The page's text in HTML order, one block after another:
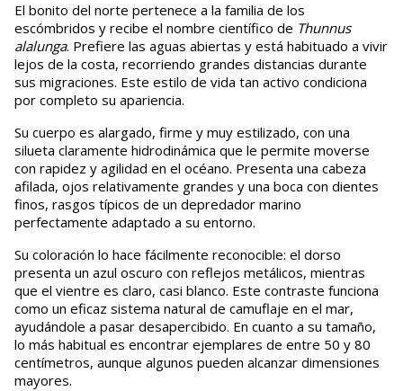
El bonito del norte pertenece a la familia de los
escómbridos y recibe el nombre científico de Thunnus
alalunga. Prefiere las aguas abiertas y está habituado a vivir
lejos de la costa, recorriendo grandes distancias durante
sus migraciones. Este estilo de vida tan activo condiciona
por completo su apariencia.
Su cuerpo es alargado, firme y muy estilizado, con una
silueta claramente hidrodinámica que le permite moverse
con rapidez y agilidad en el océano. Presenta una cabeza
afilada, ojos relativamente grandes y una boca con dientes
finos, rasgos típicos de un depredador marino
perfectamente adaptado a su entorno.
Su coloración lo hace fácilmente reconocible: el dorso
presenta un azul oscuro con reflejos metálicos, mientras
que el vientre es claro, casi blanco. Este contraste funciona
como un eficaz sistema natural de camuflaje en el mar,
ayudándole a pasar desapercibido. En cuanto a su tamaño,
lo más habitual es encontrar ejemplares de entre 50 y 80
centímetros, aunque algunos pueden alcanzar dimensiones
mayores.